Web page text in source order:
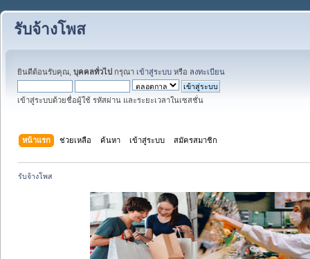
รับจ้างโพส
ยินดีต้อนรับคุณ, บุคคลทั่วไป กรุณา เข้าสู่ระบบ หรือ ลงทะเบียน
เข้าสู่ระบบด้วยชื่อผู้ใช้ รหัสผ่าน และระยะเวลาในเซสชั่น
หน้าแรก ช่วยเหลือ ค้นหา เข้าสู่ระบบ สมัครสมาชิก
รับจ้างโพส